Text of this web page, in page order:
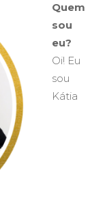
Quem
sou
eu?
Oi! Eu
sou
Kátia